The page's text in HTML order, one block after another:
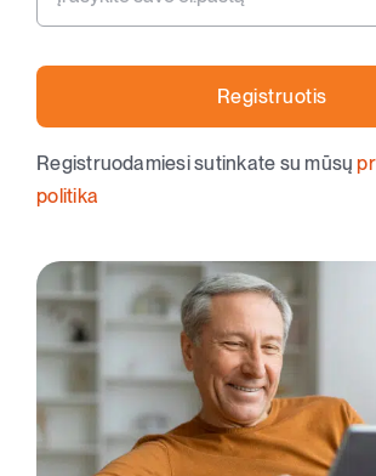
Krepšelis
Registracija
Registruotis
Registruodamiesi sutinkate su mūsų
politika